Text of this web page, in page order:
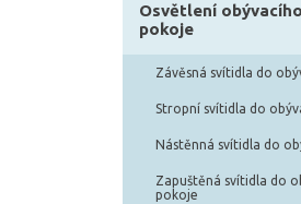
Osvětlení obývacího
pokoje
Závěsná svítidla do
Stropní svítidla do
Nástěnná svítidla do
Zapuštěná svítidla do
pokoje